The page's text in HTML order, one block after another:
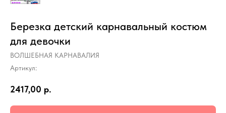
Березка детский карнавальный костюм
для девочки
ВОЛШЕБНАЯ КАРНАВАЛИЯ
Артикул:
2417,00 р.